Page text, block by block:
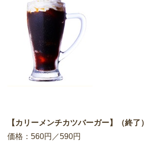
【カリーメンチカツバーガー】（終了）
価格：560円／590円